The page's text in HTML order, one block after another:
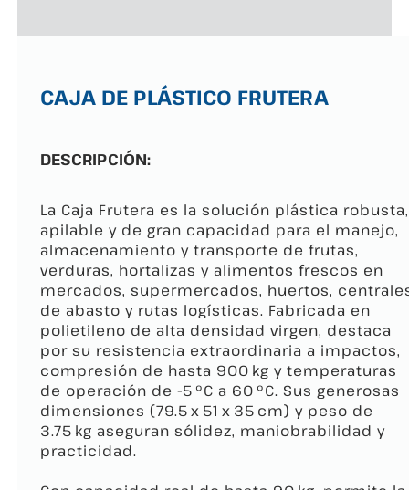
CAJA DE PLÁSTICO FRUTERA
DESCRIPCIÓN:
La Caja Frutera es la solución plástica robusta,
apilable y de gran capacidad para el manejo,
almacenamiento y transporte de frutas,
verduras, hortalizas y alimentos frescos en
mercados, supermercados, huertos,
de abasto y rutas logísticas. Fabricada en
polietileno de alta densidad virgen, destaca
por su resistencia extraordinaria a impactos,
compresión de hasta 900 kg y temperaturas
de operación de -5 ºC a 60 ºC. Sus generosas
dimensiones (79.5 x 51 x 35 cm) y peso de
3.75 kg aseguran sólidez, maniobrabilidad y
practicidad.​